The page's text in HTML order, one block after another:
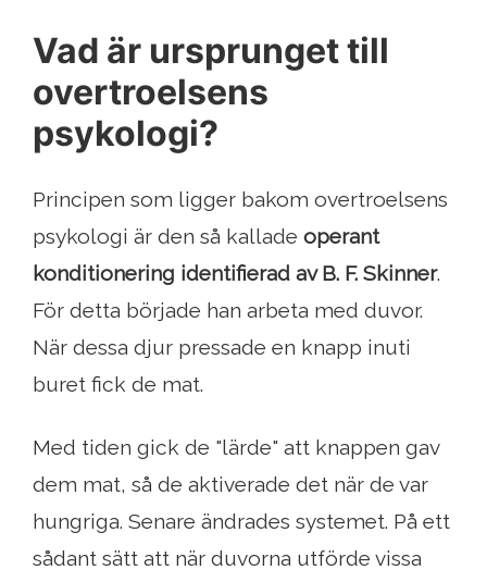
Vad är ursprunget till
overtroelsens
psykologi?
Principen som ligger bakom overtroelsens
psykologi är den så kallade operant
konditionering identifierad av B. F. Skinner.
För detta började han arbeta med duvor.
När dessa djur pressade en knapp inuti
buret fick de mat.
Med tiden gick de "lärde" att knappen gav
dem mat, så de aktiverade det när de var
hungriga. Senare ändrades systemet. På ett
sådant sätt att när duvorna utförde vissa